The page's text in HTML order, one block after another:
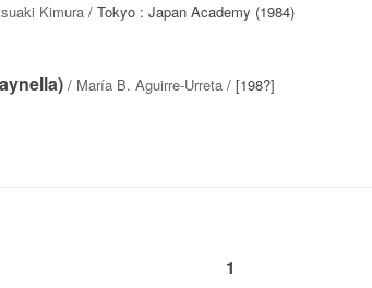
Kimura / Tokyo : Japan Academy (1984)
/ María B. Aguirre-Urreta / [198?]
1